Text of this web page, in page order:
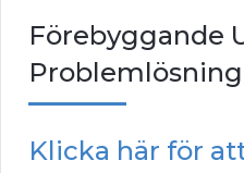
Förebyggande
Problemlösning
Klicka här för